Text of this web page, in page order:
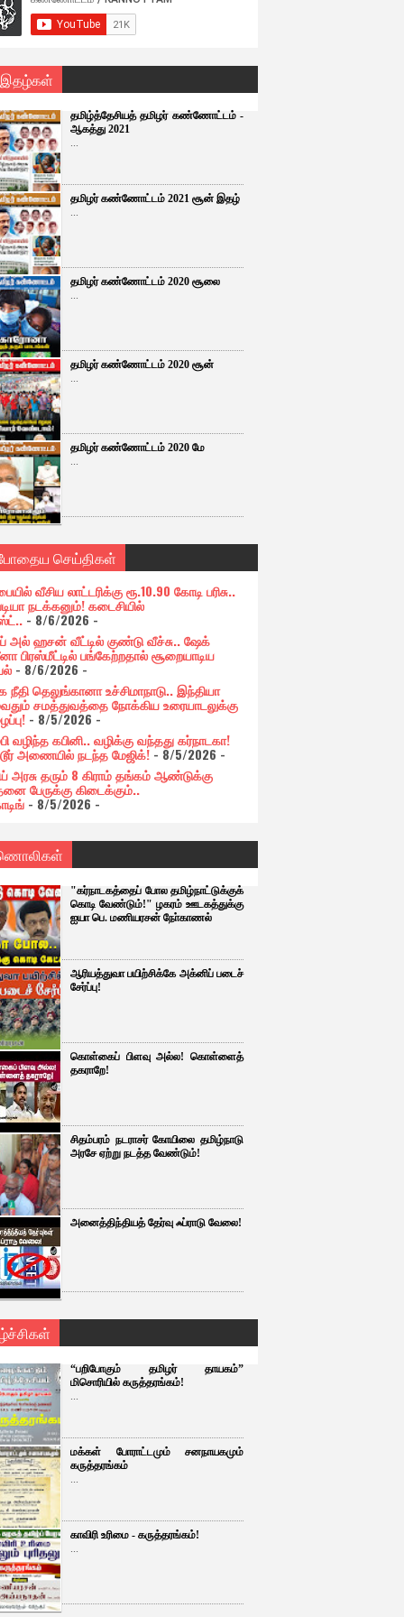
இதழ்கள்
தமிழ்த்தேசியத் தமிழர் கண்ணோட்டம் -
ஆகத்து 2021
...
தமிழர் கண்ணோட்டம் 2021 சூன் இதழ்
...
தமிழர் கண்ணோட்டம் 2020 சூலை
...
தமிழர் கண்ணோட்டம் 2020 சூன்
...
தமிழர் கண்ணோட்டம் 2020 மே
...
செய்திகள்
வீசிய லாட்டரிக்கு ரூ.10.90 கோடி பரிசு..
நடக்கனும்! கடைசியில்
- 8/6/2026 -
அல் ஹசன் வீட்டில் குண்டு வீச்சு.. ஷேக்
பிரஸ்மீட்டில் பங்கேற்றதால் சூறையாடிய
- 8/6/2026 -
நீதி தெலுங்கானா உச்சிமாநாடு.. இந்தியா
சமத்துவத்தை நோக்கிய உரையாடலுக்கு
- 8/5/2026 -
வழிந்த கபினி.. வழிக்கு வந்தது கர்நாடகா!
அணையில் நடந்த மேஜிக்!- 8/5/2026 -
அரசு தரும் 8 கிராம் தங்கம் ஆண்டுக்கு
பேருக்கு கிடைக்கும்..
- 8/5/2026 -
"கர்நாடகத்தைப் போல தமிழ்நாட்டுக்குக்
கொடி வேண்டும்!" ழகரம் ஊடகத்துக்கு
ஐயா பெ. மணியரசன் நோ்காணல்
ஆரியத்துவா பயிற்சிக்கே அக்னிப் படைச்
சேர்ப்பு!
கொள்கைப் பிளவு அல்ல! கொள்ளைத்
தகராறே!
சிதம்பரம் நடராசர் கோயிலை தமிழ்நாடு
அரசே ஏற்று நடத்த வேண்டும்!
அனைத்திந்தியத் தேர்வு ஃப்ராடு வேலை!
“பறிபோகும் தமிழர் தாயகம்”
மிசொரியில் கருத்தரங்கம்!
...
மக்கள் போராட்டமும் சனநாயகமும்
கருத்தரங்கம்
...
காவிரி உரிமை - கருத்தரங்கம்!
...